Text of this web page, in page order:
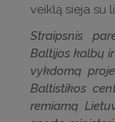
veiklą sieja su
Straipsnis
Baltijos kalbų
vykdomą
Baltistikos
remiamą